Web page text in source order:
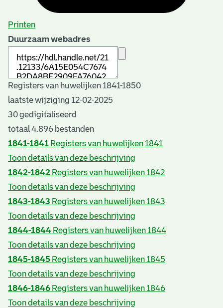
Printen
Duurzaam webadres
Registers van huwelijken 1841-1850
laatste wijziging 12-02-2025
30 gedigitaliseerd
totaal 4.896 bestanden
1841-1841 Registers van huwelijken 1841
Toon details van deze beschrijving
1842-1842 Registers van huwelijken 1842
Toon details van deze beschrijving
1843-1843 Registers van huwelijken 1843
Toon details van deze beschrijving
1844-1844 Registers van huwelijken 1844
Toon details van deze beschrijving
1845-1845 Registers van huwelijken 1845
Toon details van deze beschrijving
1846-1846 Registers van huwelijken 1846
Toon details van deze beschrijving